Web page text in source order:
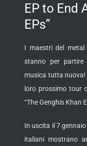
EP to End
EPs”
I maestri del metal
stanno per
musica tutta nuova!
loro prossimo tour
“The Genghis Khan
In uscita il 7
italiani mostrano